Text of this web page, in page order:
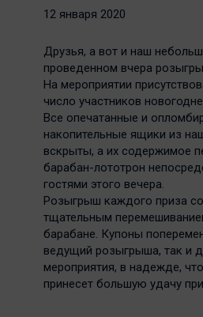
12 января 2020
Друзья, а вот и наш
проведенном вчера
На мероприятии
число участников
Все опечатанные и
накопительные ящики из
вскрыты, а их содержимое
барабан-лототрон
гостями этого вечера.
Розыгрыш каждого приза
тщательным
барабане. Купоны
ведущий розыгрыша, так и
мероприятия, в надежде,
принесет большую удачу